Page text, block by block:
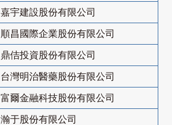
嘉宇建設股份有限公司
順昌國際企業股份有限公司
鼎佶投資股份有限公司
台灣明治醫藥股份有限公司
富爾金融科技股份有限公司
瀚于股份有限公司